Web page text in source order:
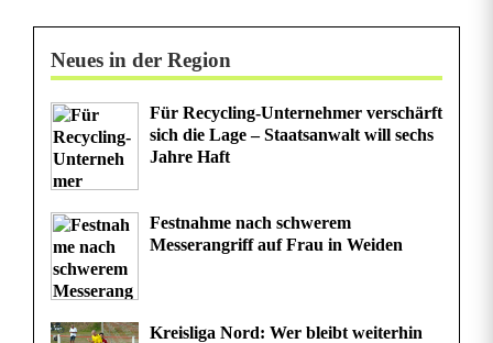
Neues in der Region
Für Recycling-Unternehmer verschärft
sich die Lage – Staatsanwalt will sechs
Jahre Haft
Festnahme nach schwerem
Messerangriff auf Frau in Weiden
Kreisliga Nord: Wer bleibt weiterhin